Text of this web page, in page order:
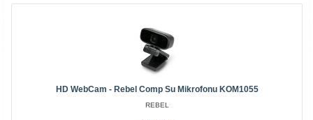
HD WebCam - Rebel Comp Su Mikrofonu KOM1055
REBEL